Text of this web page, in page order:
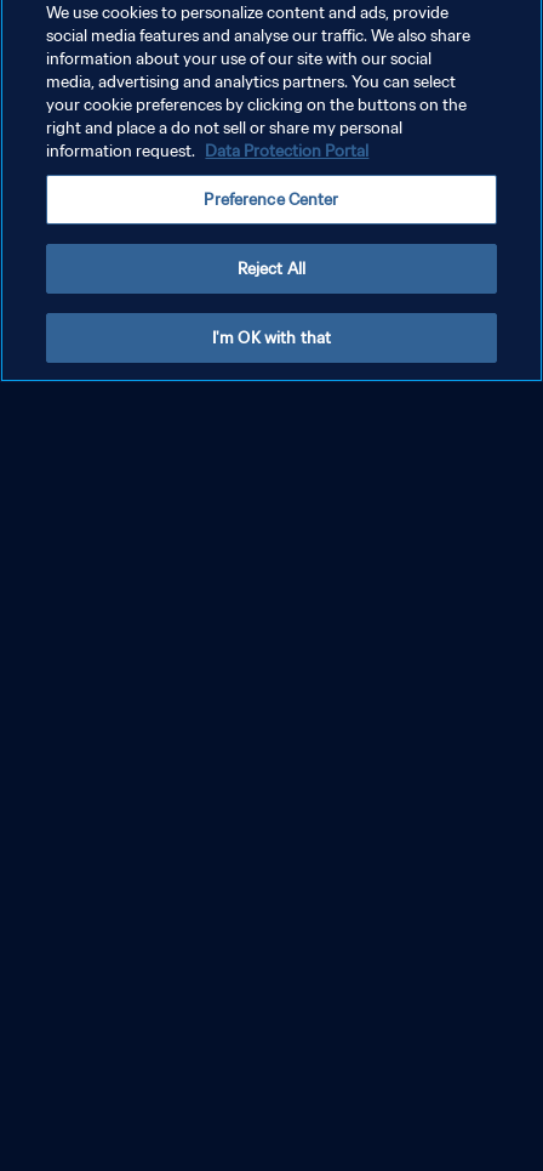
Tāmaki Makaurau
Ōtepoti
We use cookies to personalize content and ads, provide
social media features and analyse our traffic. We also share
information about your use of our site with our social
media, advertising and analytics partners. You can select
your cookie preferences by clicking on the buttons on the
right and place a do not sell or share my personal
information request. Data Protection Portal
Preference Center
Reject All
I'm OK with that